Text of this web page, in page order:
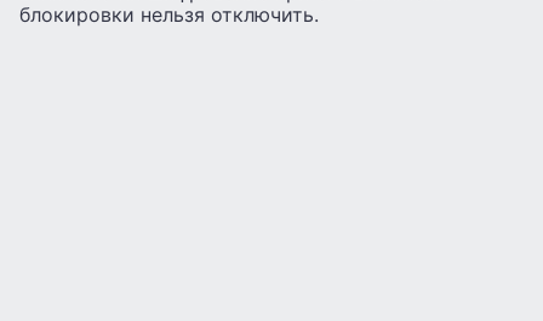
блокировки нельзя отключить.